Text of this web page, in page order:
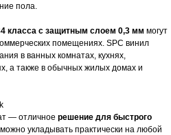
пола.
класса с защитным слоем 0,3 мм могут
помещениях. SPC винил
в ванных комнатах, кухнях,
а также в обычных жилых домах и
— отличное решение для быстрого
укладывать практически на любой